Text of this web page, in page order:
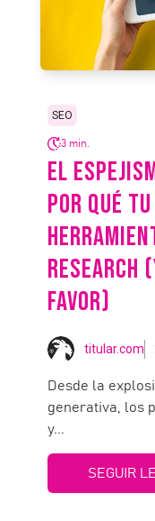
SEO
3 min.
EL
POR QUÉ
RESEARCH
FAVOR)
titular.com
Desde la
generativa, los
y...
SEGUIR